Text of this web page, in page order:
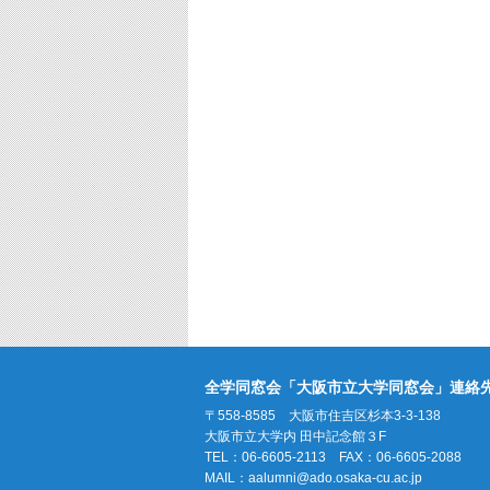
全学同窓会「大阪市立大学同窓会」連絡
〒558-8585 大阪市住吉区杉本3-3-138
大阪市立大学内 田中記念館３F
TEL：06-6605-2113 FAX：06-6605-2088
MAIL： aalumni@ado.osaka-cu.ac.jp